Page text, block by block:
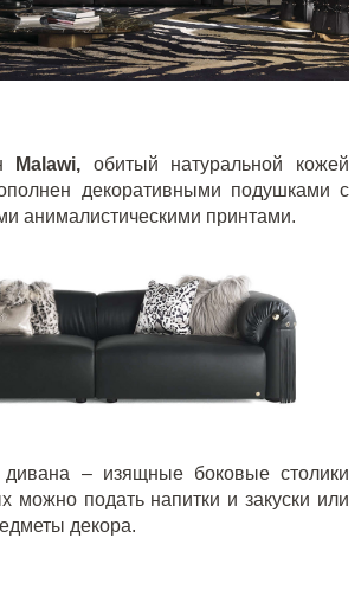
Malawi, обитый натуральной кожей
декоративными подушками с
анималистическими принтами.
– изящные боковые столики
можно подать напитки и закуски или
декора.